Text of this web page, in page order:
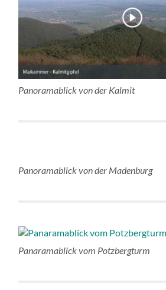
Panoramablick von der Kalmit
Panoramablick von der Madenburg
Panaramablick vom Potzbergturm